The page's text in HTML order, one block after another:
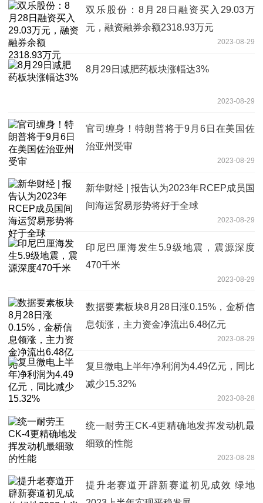
双乐股份：8月28日融资买入29.03万
元，融资融券余额2318.93万元
2023-08-29
8月29日减肥药板块涨幅达3%
2023-08-29
官司缠身！特朗普将于9月6日在美国佐
治亚州受审
2023-08-29
新华财经 | 报告认为2023年RCEP成员国
间海运贸易形势将好于全球
2023-08-29
印尼巴厘海发生5.9级地震，震源深度
470千米
2023-08-29
数据要素板块8月28日涨0.15%，金桥信
息领涨，主力资金净流出6.48亿元
2023-08-29
复旦微电上半年净利润为4.49亿元，同比
减少15.32%
2023-08-28
统一耐劳王CK-4更精确地发挥发动机最
细致的性能
2023-08-28
提升老赛道开辟新赛道初见成效 绿地